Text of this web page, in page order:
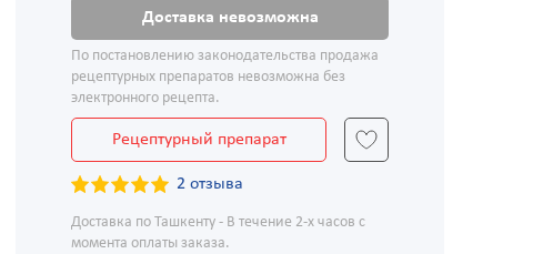
Доставка невозможна
По постановлению законодательства продажа
рецептурных препаратов невозможна без
электронного рецепта.
Рецептурный препарат
2 отзыва
Доставка по Ташкенту - В течение 2-х часов с
момента оплаты заказа.